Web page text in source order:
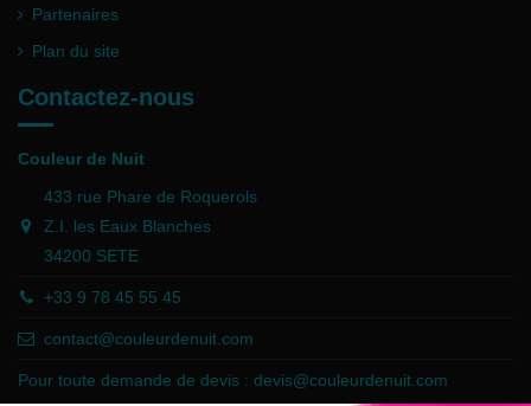
Partenaires
Plan du site
Contactez-nous
Couleur de Nuit
433 rue Phare de Roquerols
Z.I. les Eaux Blanches
34200 SETE
+33 9 78 45 55 45
contact@couleurdenuit.com
Pour toute demande de devis : devis@couleurdenuit.com